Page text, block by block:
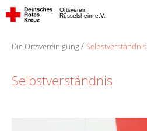
Ortsverein
Rüsselsheim e.V.
Die Ortsvereinigung Selbstverständnis
Selbstverständnis